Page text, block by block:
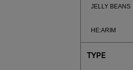
JELLY BEANS
HE:ARIM
TYPE